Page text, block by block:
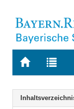
Zur
Zur